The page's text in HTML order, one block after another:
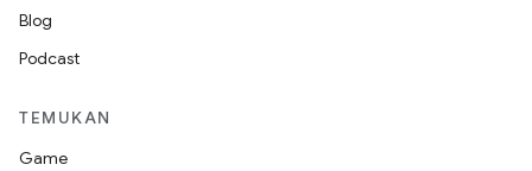
Blog
Podcast
TEMUKAN
Game